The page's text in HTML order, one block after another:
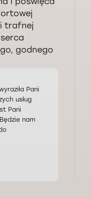
trafnej
godnego
Pani
usług
Pani
nam